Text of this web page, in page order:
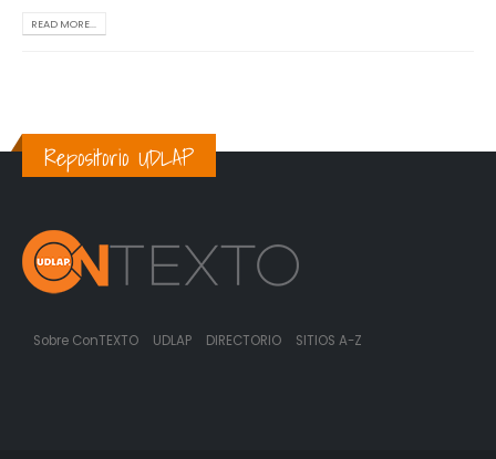
READ MORE...
Repositorio UDLAP
Sobre ConTEXTO UDLAP DIRECTORIO SITIOS A-Z